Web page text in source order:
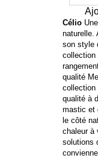
CélioUne
naturelle.
son style
collection
qualité
collection
qualité à
mastic et
le côté
chaleur à
solutions